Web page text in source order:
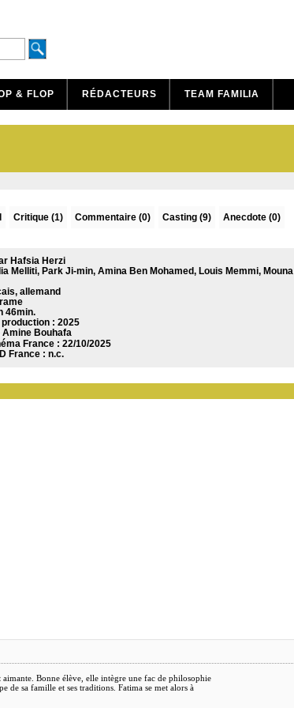
& FLOP RÉDACTEURS TEAM FAMILIA
Critique(1) Commentaire(0) Casting (9) Anecdote (0)
Hafsia Herzi
Melliti, Park Ji-min, Amina Ben Mohamed, Louis Memmi, Mouna
allemand
46min.
: 2025
Amine Bouhafa
France : 22/10/2025
France : n.c.
Bonne élève, elle intègre une fac de philosophie
de sa famille et ses traditions. Fatima se met alors à